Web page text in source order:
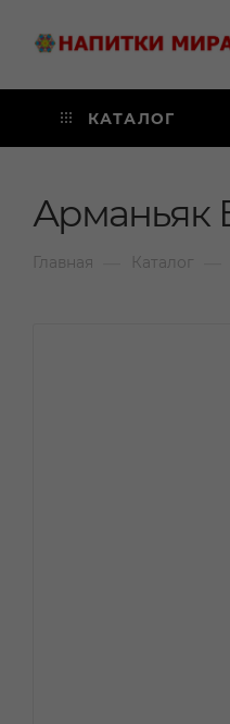
КАТАЛОГ
Арманьяк
Главная Каталог